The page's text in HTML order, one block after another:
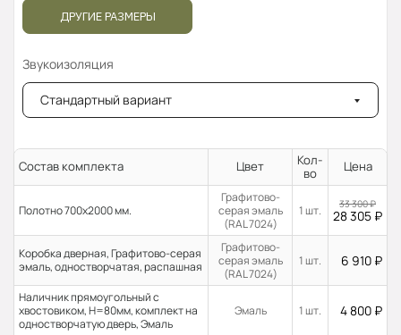
ДРУГИЕ РАЗМЕРЫ
Звукоизоляция
Стандартный вариант
Состав комплекта Цвет
Кол-
во
Цена
Полотно 700x2000 мм.
Графитово-
серая эмаль
(RAL 7024)
1 шт. 33 300₽
28 305 ₽
Коробка дверная, Графитово-серая
эмаль, одностворчатая, распашная
Графитово-
серая эмаль
(RAL 7024)
1 шт. 6 910 ₽
Наличник прямоугольный с
хвостовиком, H=80мм, комплект на
одностворчатую дверь, Эмаль
Эмаль 1 шт. 4 800 ₽